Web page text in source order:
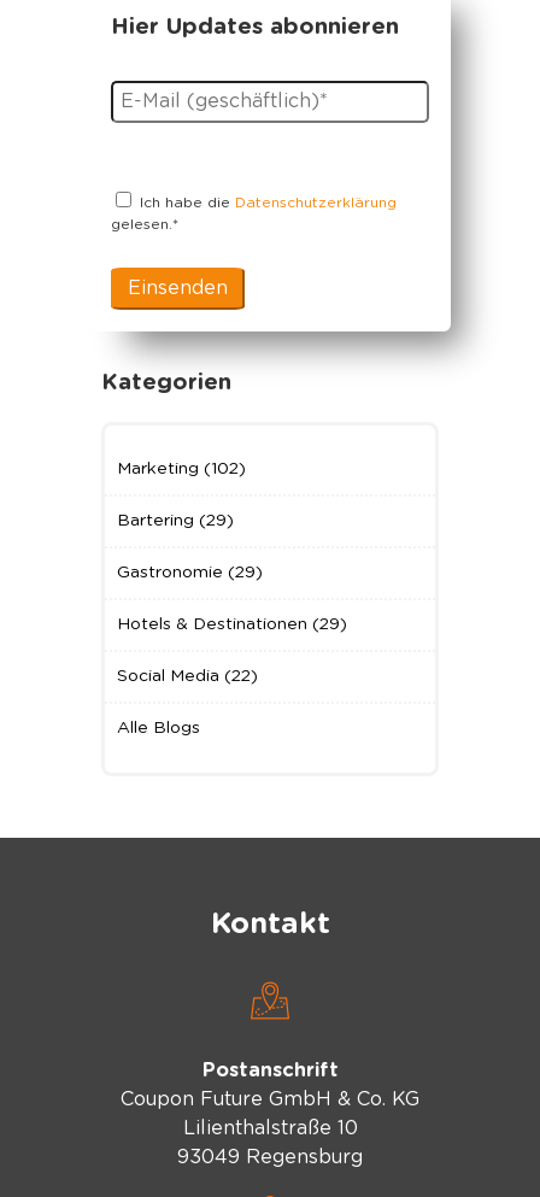
Hier Updates abonnieren
Ich habe die Datenschutzerklärung
gelesen. *
Kategorien
Marketing (102)
Bartering (29)
Gastronomie (29)
Hotels & Destinationen (29)
Social Media (22)
Alle Blogs
Kontakt
Postanschrift
Coupon Future GmbH & Co. KG
Lilienthalstraße 10
93049 Regensburg